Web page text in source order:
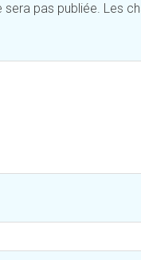
pas publiée. Les